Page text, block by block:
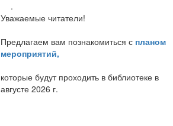
.
Уважаемые читатели!
Предлагаем вам познакомиться с планом
мероприятий,
которые будут проходить в библиотеке в
августе 2026 г.